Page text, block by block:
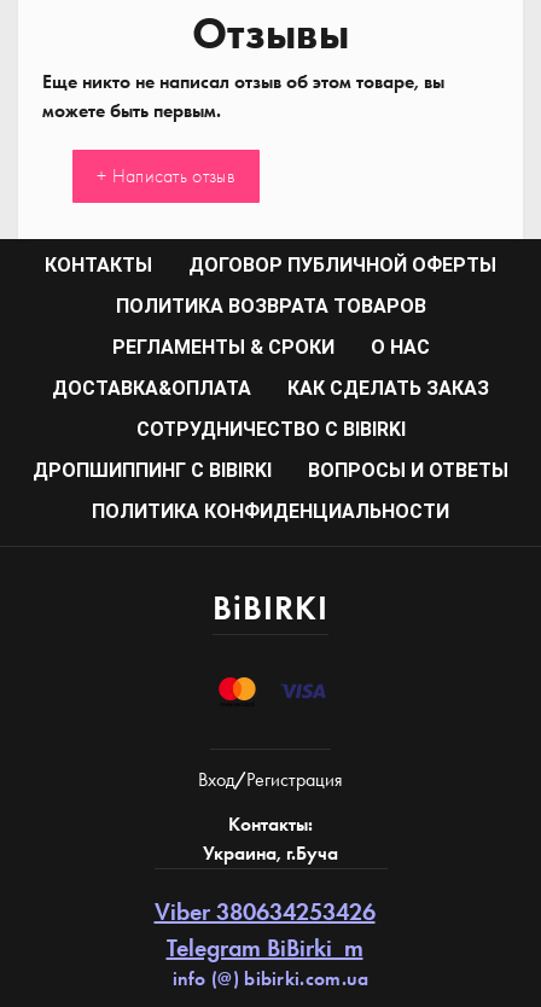
Отзывы
Еще никто не написал отзыв об этом товаре, вы
можете быть первым.
+ Написать отзыв
КОНТАКТЫ
ДОГОВОР ПУБЛИЧНОЙ ОФЕРТЫ
ПОЛИТИКА ВОЗВРАТА ТОВАРОВ
РЕГЛАМЕНТЫ & СРОКИ
О НАС
ДОСТАВКА&ОПЛАТА
КАК СДЕЛАТЬ ЗАКАЗ
CОТРУДНИЧЕСТВО С BIBIRKI
ДРОПШИППИНГ С BIBIRKI
ВОПРОСЫ И ОТВЕТЫ
ПОЛИТИКА КОНФИДЕНЦИАЛЬНОСТИ
BiBIRKI
Вход/Регистрация
Контакты:
Украина, г.Буча
Viber 380634253426
Telegram BiBirki_m
info (@) bibirki.com.ua